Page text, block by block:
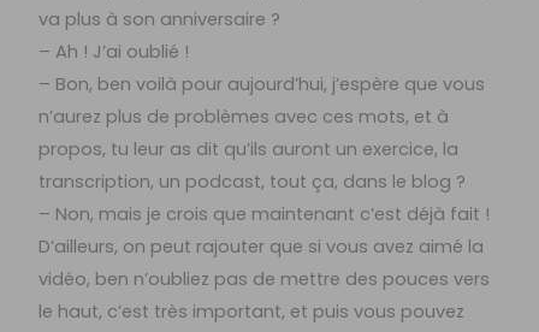
va plus à son anniversaire ?
– Ah ! J’ai oublié !
– Bon, ben voilà pour aujourd’hui, j’espère que vous
n’aurez plus de problèmes avec ces mots, et à
propos, tu leur as dit qu’ils auront un exercice, la
transcription, un podcast, tout ça, dans le blog ?
– Non, mais je crois que maintenant c’est déjà fait !
D’ailleurs, on peut rajouter que si vous avez aimé la
vidéo, ben n’oubliez pas de mettre des pouces vers
le haut, c’est très important, et puis vous pouvez